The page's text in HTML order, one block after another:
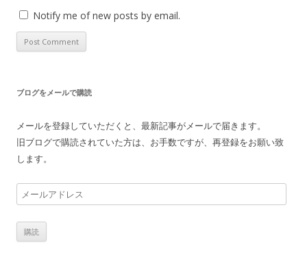
Notify me of new posts by email.
ブログをメールで購読
メールを登録していただくと、最新記事がメールで届きます。
旧ブログで購読されていた方は、お手数ですが、再登録をお願い致
します。
メ
ー
ル
ア